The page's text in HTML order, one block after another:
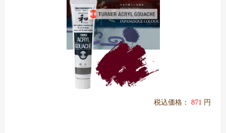
税込価格： 871 円